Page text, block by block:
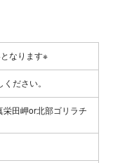
なります※
ださい。
田岬or北部ゴリラチ